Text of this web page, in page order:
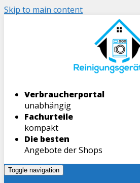
Skip to main content
Verbraucherportal
unabhängig
Fachurteile
kompakt
Die besten
Angebote der Shops
Toggle navigation